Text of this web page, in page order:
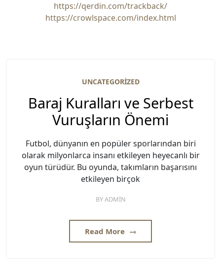
https://qerdin.com/trackback/
https://crowlspace.com/index.html
UNCATEGORIZED
Baraj Kuralları ve Serbest
Vuruşların Önemi
Futbol, dünyanın en popüler sporlarından biri
olarak milyonlarca insanı etkileyen heyecanlı bir
oyun türüdür. Bu oyunda, takımların başarısını
etkileyen birçok
BYADMIN
Read More